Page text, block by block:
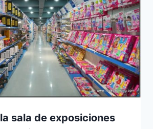
sala de exposiciones